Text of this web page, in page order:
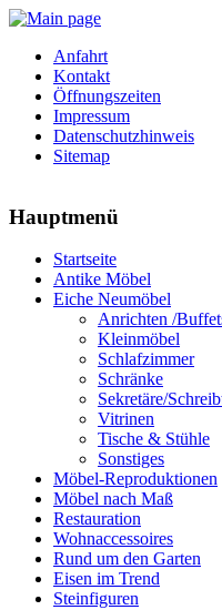
Anfahrt
Kontakt
Öffnungszeiten
Impressum
Datenschutzhinweis
Sitemap
Hauptmenü
Startseite
Antike Möbel
Eiche Neumöbel
Anrichten /
Kleinmöbel
Schlafzimmer
Schränke
Sekretäre/
Vitrinen
Tische & Stühle
Sonstiges
Möbel-Reproduktionen
Möbel nach Maß
Restauration
Wohnaccessoires
Rund um den Garten
Eisen im Trend
Steinfiguren